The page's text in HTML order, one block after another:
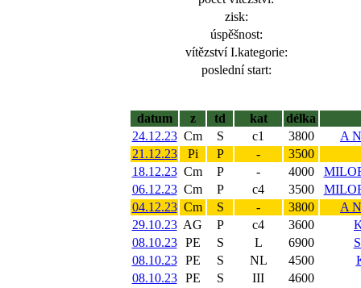
zisk:
úspěšnost:
vítězství I.kategorie:
poslední start:
datum z td kat
délka
24.12.23 Cm S c1 3800
A
21.12.23
Pi P -
3500
18.12.23 Cm P - 4000
06.12.23 Cm P c4 3500
04.12.23 Cm S - 3800
A
29.10.23 AG P c4 3600
08.10.23
PE S L 6900
08.10.23
PE S NL 4500
08.10.23
PE S III
4600